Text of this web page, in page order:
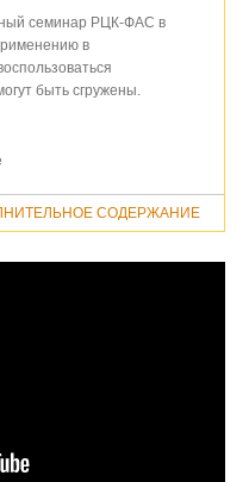
семинар РЦК-ФАС в
в
быть сгружены.
СОДЕРЖАНИЕ